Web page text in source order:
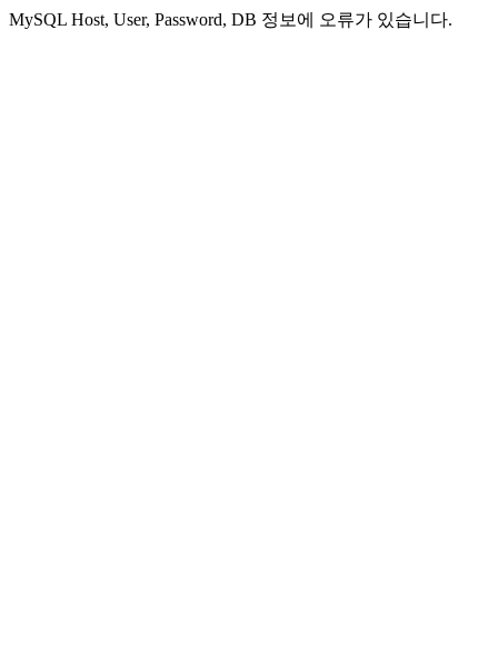
MySQL Host, User, Password, DB 정보에 오류가 있습니다.